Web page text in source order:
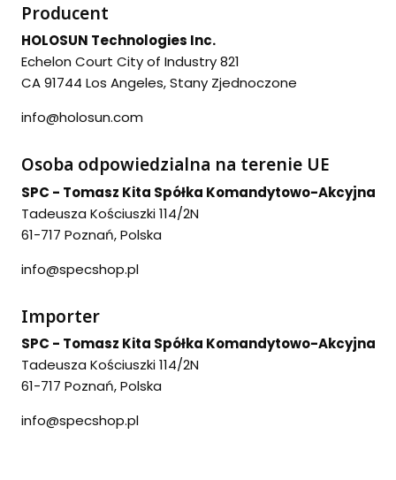
Producent
HOLOSUN Technologies Inc.
Echelon Court City of Industry 821
CA 91744 Los Angeles, Stany Zjednoczone
info@holosun.com
Osoba odpowiedzialna na terenie UE
SPC - Tomasz Kita Spółka Komandytowo-Akcyjna
Tadeusza Kościuszki 114/2N
61-717 Poznań, Polska
info@specshop.pl
Importer
SPC - Tomasz Kita Spółka Komandytowo-Akcyjna
Tadeusza Kościuszki 114/2N
61-717 Poznań, Polska
info@specshop.pl